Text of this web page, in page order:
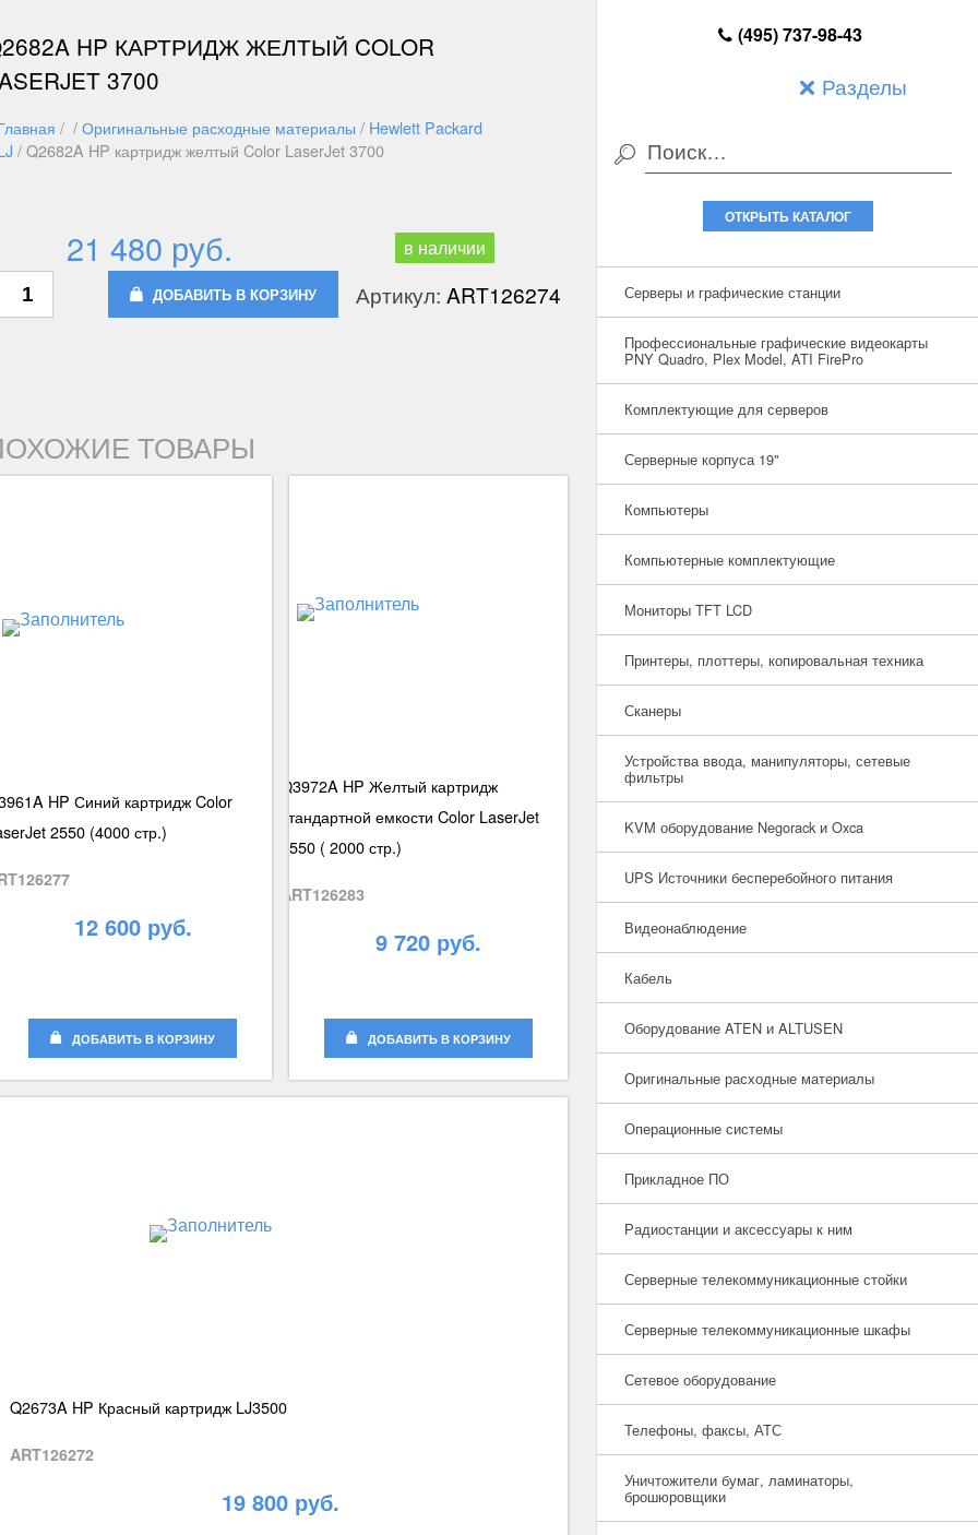
Разделы
(495) 737-98-43
ОТКРЫТЬ КАТАЛОГ
Серверы и графические станции
Профессиональные графические видеокарты
PNY Quadro, Plex Model, ATI FirePro
Комплектующие для серверов
Серверные корпуса 19"
Компьютеры
Компьютерные комплектующие
Мониторы TFT LCD
Принтеры, плоттеры, копировальная техника
Сканеры
Устройства ввода, манипуляторы, сетевые
фильтры
KVM оборудование Negorack и Oxca
UPS Источники бесперебойного питания
Видеонаблюдение
Кабель
Оборудование ATEN и ALTUSEN
Оригинальные расходные материалы
Операционные системы
Прикладное ПО
Радиостанции и аксессуары к ним
Серверные телекоммуникационные стойки
Серверные телекоммуникационные шкафы
Сетевое оборудование
Телефоны, факсы, АТС
Уничтожители бумаг, ламинаторы,
брошюровщики
HP КАРТРИДЖ ЖЕЛТЫЙ COLOR
3700
/ /Оригинальные расходные материалы / Hewlett Packard
/ Q2682A HP картридж желтый Color LaserJet 3700
21 480 руб. в наличии
ДОБАВИТЬ В КОРЗИНУ Артикул:ART126274
ТОВАРЫ
HP Синий картридж Color
2550 (4000 стр.)
12 600 руб.
ДОБАВИТЬ В КОРЗИНУ
Q3972A HP Желтый картридж
стандартной емкости Color LaserJet
2550 ( 2000 стр.)
ART126283
9 720 руб.
ДОБАВИТЬ В КОРЗИНУ
Q2673A HP Красный картридж LJ3500
ART126272
19 800 руб.